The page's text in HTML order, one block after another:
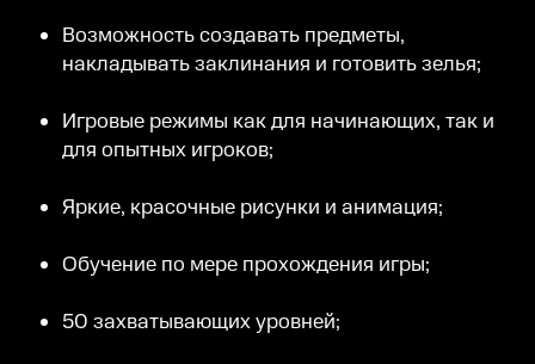
Возможность создавать предметы,
накладывать заклинания и готовить зелья;
Игровые режимы как для начинающих, так и
для опытных игроков;
Яркие, красочные рисунки и анимация;
Обучение по мере прохождения игры;
50 захватывающих уровней;